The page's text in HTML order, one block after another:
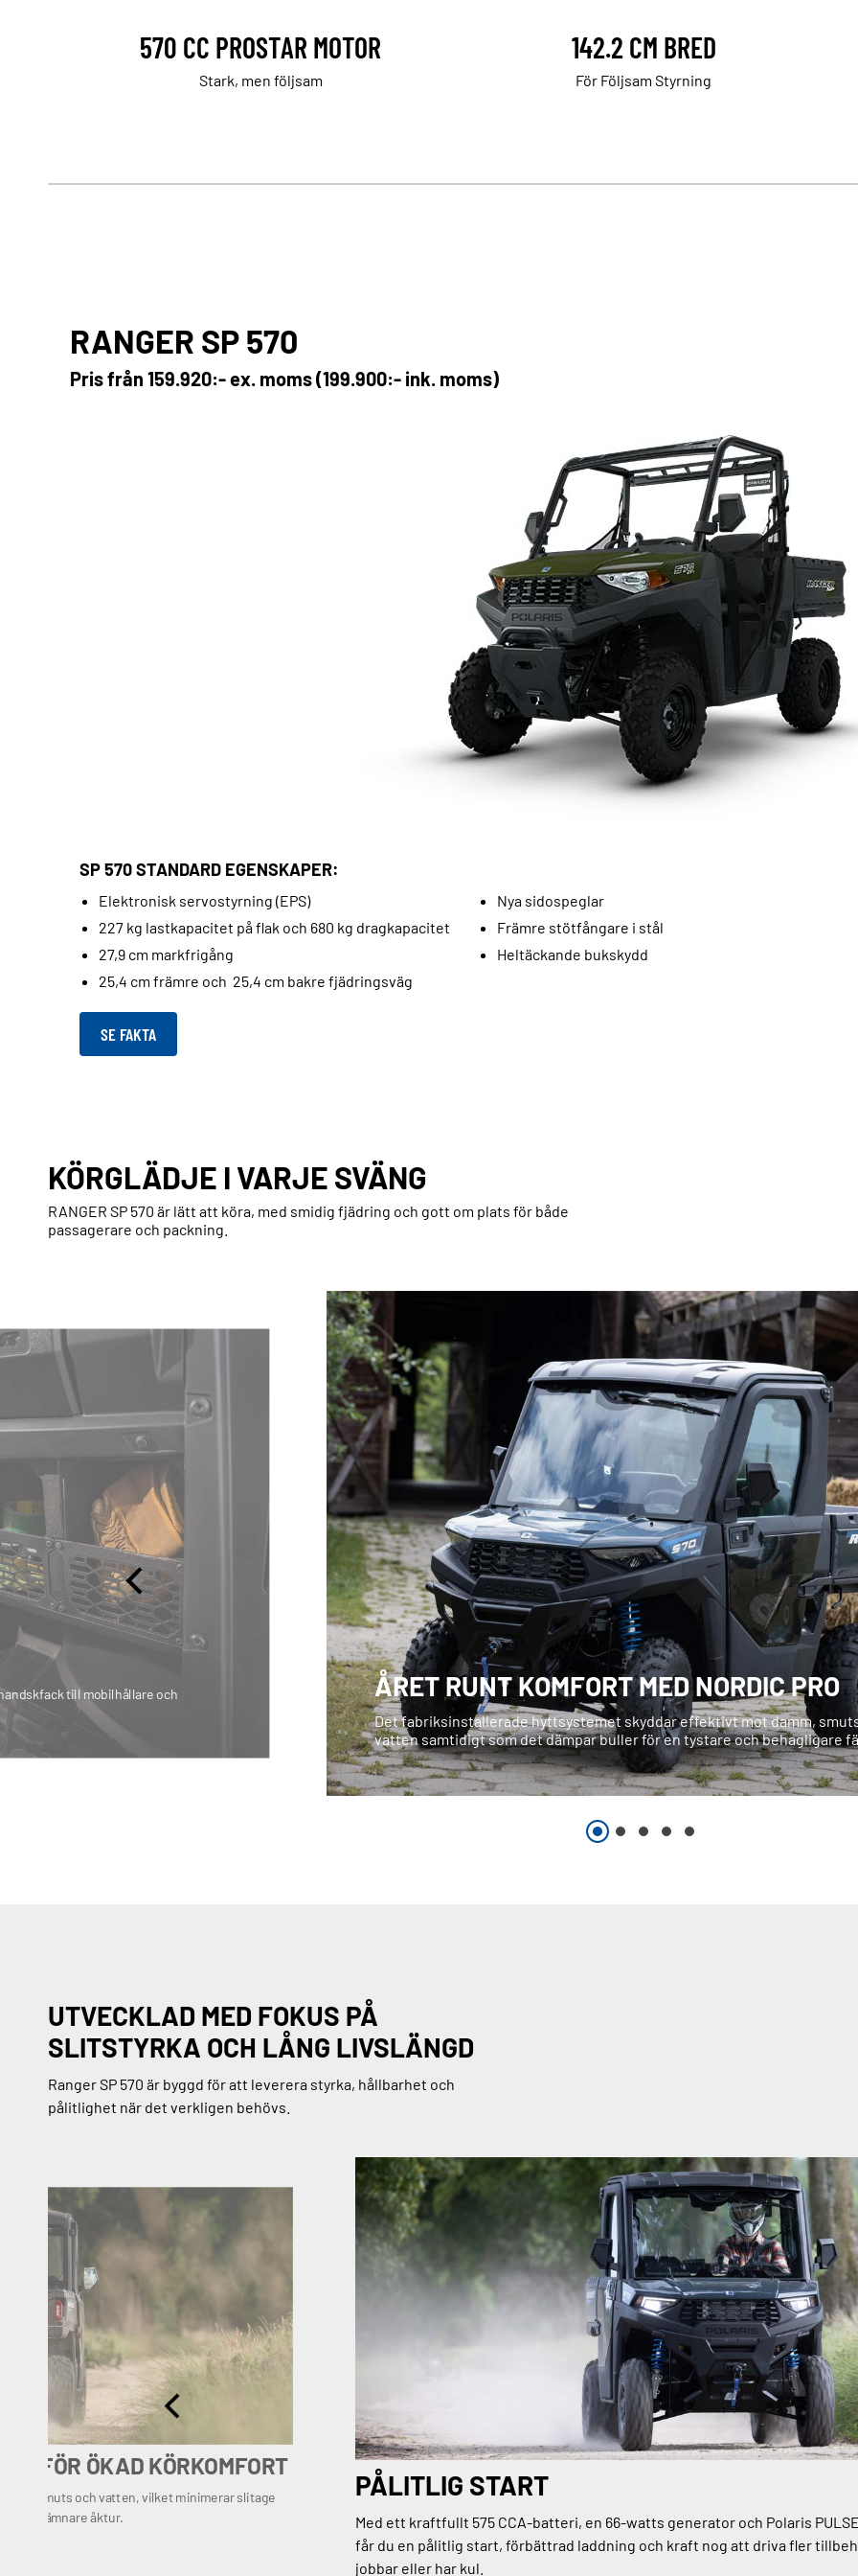
570 CC PROSTAR MOTOR
Stark, men följsam
142.2 CM BRED
För Följsam Styrning
RANGER SP 570
Pris från 159.920:- ex. moms (199.900:- ink. moms)
SP 570 STANDARD EGENSKAPER:
Elektronisk servostyrning (EPS)
227 kg lastkapacitet på flak och 680 kg dragkapacitet
27,9 cm markfrigång
25,4 cm främre och 25,4 cm bakre fjädringsväg
Nya sidospeglar
Främre stötfångare i stål
Heltäckande bukskydd
SE FAKTA
KÖRGLÄDJE I VARJE SVÄNG
RANGER SP 570 är lätt att köra, med smidig fjädring och gott om plats för både
passagerare och packning.
till mobilhållare och ÅRET RUNT KOMFORT MED NORDIC PRO
Det fabriksinstallerade hyttsystemet skyddar effektivt mot damm,
vatten samtidigt som det dämpar buller för en tystare och behagligare
UTVECKLAD MED FOKUS PÅ
SLITSTYRKA OCH LÅNG LIVSLÄNGD
Ranger SP 570 är byggd för att leverera styrka, hållbarhet och
pålitlighet när det verkligen behövs.
FÖR ÖKAD KÖRKOMFORT
lera, smuts och vatten, vilket minimerar slitage
och jämnare åktur.
PÅLITLIG START
Med ett kraftfullt 575 CCA-batteri, en 66-watts generator och Polaris
får du en pålitlig start, förbättrad laddning och kraft nog att driva fler
jobbar eller har kul.